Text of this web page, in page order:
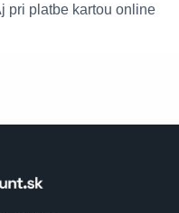
pri platbe kartou online